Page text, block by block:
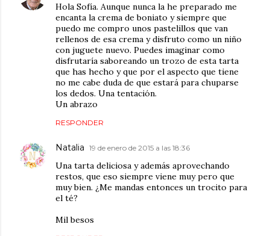
Hola Sofía. Aunque nunca la he preparado me
encanta la crema de boniato y siempre que
puedo me compro unos pastelillos que van
rellenos de esa crema y disfruto como un niño
con juguete nuevo. Puedes imaginar como
disfrutaría saboreando un trozo de esta tarta
que has hecho y que por el aspecto que tiene
no me cabe duda de que estará para chuparse
los dedos. Una tentación.
Un abrazo
RESPONDER
Natalia 19 de enero de 2015 a las 18:36
Una tarta deliciosa y además aprovechando
restos, que eso siempre viene muy pero que
muy bien. ¿Me mandas entonces un trocito para
el té?
Mil besos